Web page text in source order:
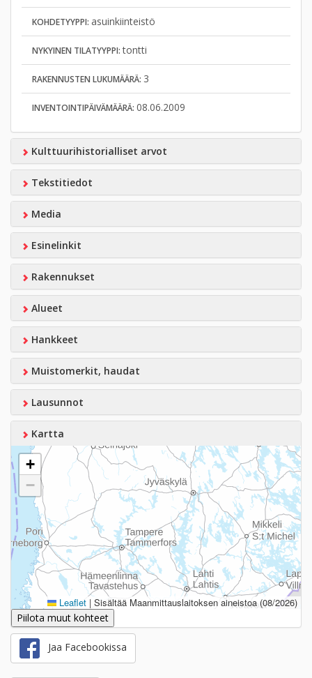
KOHDETYYPPI: asuinkiinteistö
NYKYINEN TILATYYPPI:tontti
RAKENNUSTEN LUKUMÄÄRÄ: 3
INVENTOINTIPÄIVÄMÄÄRÄ: 08.06.2009
Kulttuurihistorialliset arvot
Tekstitiedot
Media
Esinelinkit
Rakennukset
Alueet
Hankkeet
Muistomerkit, haudat
Lausunnot
Kartta
+
−
Leaflet | Sisältää Maanmittauslaitoksen aineistoa (08/2026)
Piilota muut kohteet
Jaa Facebookissa